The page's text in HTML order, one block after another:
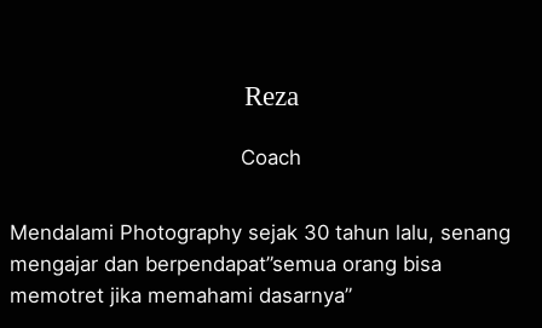
Reza
Coach
Mendalami Photography sejak 30 tahun lalu, senang
mengajar dan berpendapat”semua orang bisa
memotret jika memahami dasarnya”